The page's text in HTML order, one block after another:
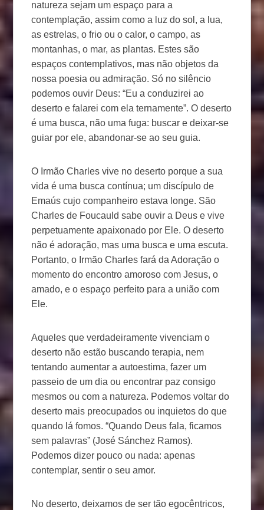
natureza sejam um espaço para a
contemplação, assim como a luz do sol, a lua,
as estrelas, o frio ou o calor, o campo, as
montanhas, o mar, as plantas. Estes são
espaços contemplativos, mas não objetos da
nossa poesia ou admiração. Só no silêncio
podemos ouvir Deus: “Eu a conduzirei ao
deserto e falarei com ela ternamente”. O deserto
é uma busca, não uma fuga: buscar e deixar-se
guiar por ele, abandonar-se ao seu guia.
O Irmão Charles vive no deserto porque a sua
vida é uma busca contínua; um discípulo de
Emaús cujo companheiro estava longe. São
Charles de Foucauld sabe ouvir a Deus e vive
perpetuamente apaixonado por Ele. O deserto
não é adoração, mas uma busca e uma escuta.
Portanto, o Irmão Charles fará da Adoração o
momento do encontro amoroso com Jesus, o
amado, e o espaço perfeito para a união com
Ele.
Aqueles que verdadeiramente vivenciam o
deserto não estão buscando terapia, nem
tentando aumentar a autoestima, fazer um
passeio de um dia ou encontrar paz consigo
mesmos ou com a natureza. Podemos voltar do
deserto mais preocupados ou inquietos do que
quando lá fomos. “Quando Deus fala, ficamos
sem palavras” (José Sánchez Ramos).
Podemos dizer pouco ou nada: apenas
contemplar, sentir o seu amor.
No deserto, deixamos de ser tão egocêntricos,